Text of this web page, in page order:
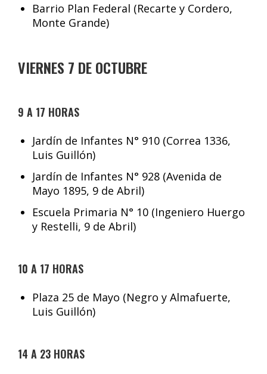
Barrio Plan Federal (Recarte y Cordero,
Monte Grande)
VIERNES 7 DE OCTUBRE
9 A 17 HORAS
Jardín de Infantes N° 910 (Correa 1336,
Luis Guillón)
Jardín de Infantes N° 928 (Avenida de
Mayo 1895, 9 de Abril)
Escuela Primaria N° 10 (Ingeniero Huergo
y Restelli, 9 de Abril)
10 A 17 HORAS
Plaza 25 de Mayo (Negro y Almafuerte,
Luis Guillón)
14 A 23 HORAS